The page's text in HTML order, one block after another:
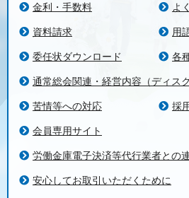
金利・手数料 よ
資料請求 用
委任状ダウンロード 各
通常総会関連・経営内容（ディス
苦情等への対応 採
会員専用サイト
労働金庫電子決済等代行業者との
安心してお取引いただくために